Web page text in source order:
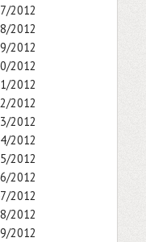
2012
2012
2012
2012
2012
2012
2012
2012
2012
2012
2012
2012
2012